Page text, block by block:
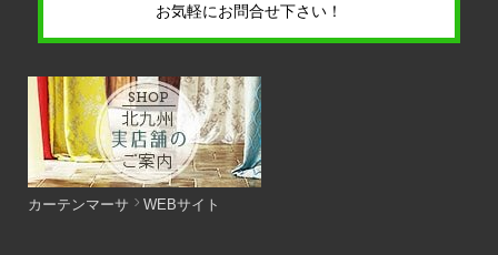
お気軽にお問合せ下さい！
カーテンマーサ WEBサイト